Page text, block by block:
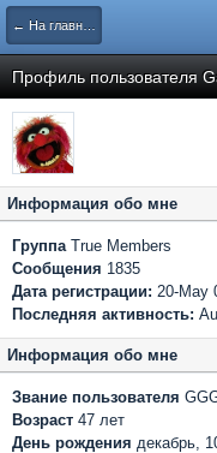
← На главную страницу
Профиль пользователя
Информация обо мне
ГруппаTrue Members
Сообщения 1835
Дата регистрации: 20-May
Последняя активность:
Информация обо мне
Звание пользователя
Возраст 47 лет
День рождения декабрь,